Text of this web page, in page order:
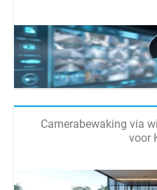
Camerabewaking via
voor